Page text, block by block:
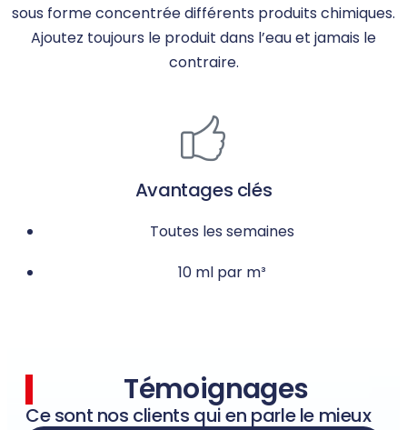
sous forme concentrée différents produits chimiques.
Ajoutez toujours le produit dans l’eau et jamais le
contraire.
Avantages clés
Toutes les semaines
10 ml par m³
Témoignages
Ce sont nos clients qui en parle le mieux